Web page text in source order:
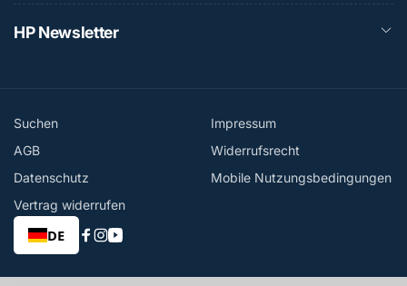
HP Newsletter
Suchen
Impressum
AGB
Widerrufsrecht
Datenschutz
Mobile Nutzungsbedingungen
Vertrag widerrufen
DE
Facebook
Instagram
YouTube